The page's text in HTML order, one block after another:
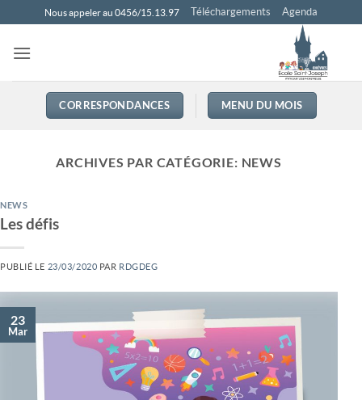
au
contenu
Nous appeler au 0456/15.13.97 Téléchargements Agenda
CORRESPONDANCES MENU DU MOIS
ARCHIVES PAR CATÉGORIE: NEWS
NEWS
Les défis
PUBLIÉ LE 23/03/2020 PAR RDGDEG
23
Mar